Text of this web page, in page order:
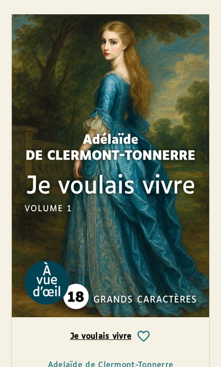
Je voulais vivre
Adelaïde de Clermont-Tonnerre